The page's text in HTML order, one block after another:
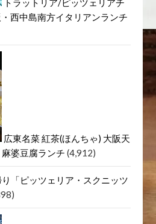
トラットリア/ピッツェリアチ
西中島南方イタリアンランチ
広東名菜 紅茶(ほんちゃ) 大阪天
婆豆腐ランチ (4,912)
「ピッツェリア・スクニッツ